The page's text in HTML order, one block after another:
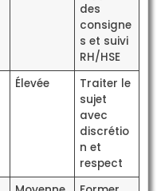
des
consigne
s et suivi
RH/HSE
Élevée
Traiter le
sujet
avec
discrétio
n et
respect